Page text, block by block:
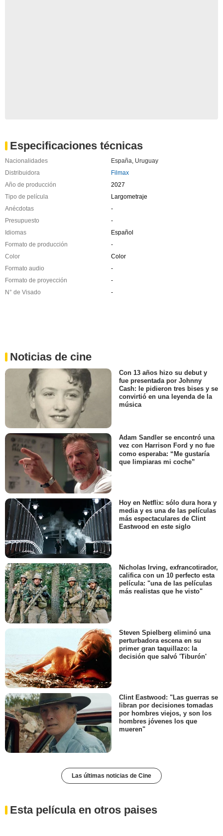
Especificaciones técnicas
Nacionalidades España, Uruguay
Distribuidora
Filmax
Año de producción
2027
Tipo de película
Largometraje
Anécdotas
-
Presupuesto
-
Idiomas
Español
Formato de producción
-
Color
Color
Formato audio
-
Formato de proyección
-
N° de Visado
-
Noticias de cine
Con 13 años hizo su debut y
fue presentada por Johnny
Cash: le pidieron tres bises y se
convirtió en una leyenda de la
música
Adam Sandler se encontró una
vez con Harrison Ford y no fue
como esperaba: “Me gustaría
que limpiaras mi coche”
Hoy en Netflix: sólo dura hora y
media y es una de las películas
más espectaculares de Clint
Eastwood en este siglo
Nicholas Irving, exfrancotirador,
califica con un 10 perfecto esta
película: "una de las películas
más realistas que he visto"
Steven Spielberg eliminó una
perturbadora escena en su
primer gran taquillazo: la
decisión que salvó 'Tiburón'
Clint Eastwood: "Las guerras se
libran por decisiones tomadas
por hombres viejos, y son los
hombres jóvenes los que
mueren"
Las últimas noticias de Cine
Esta película en otros paises